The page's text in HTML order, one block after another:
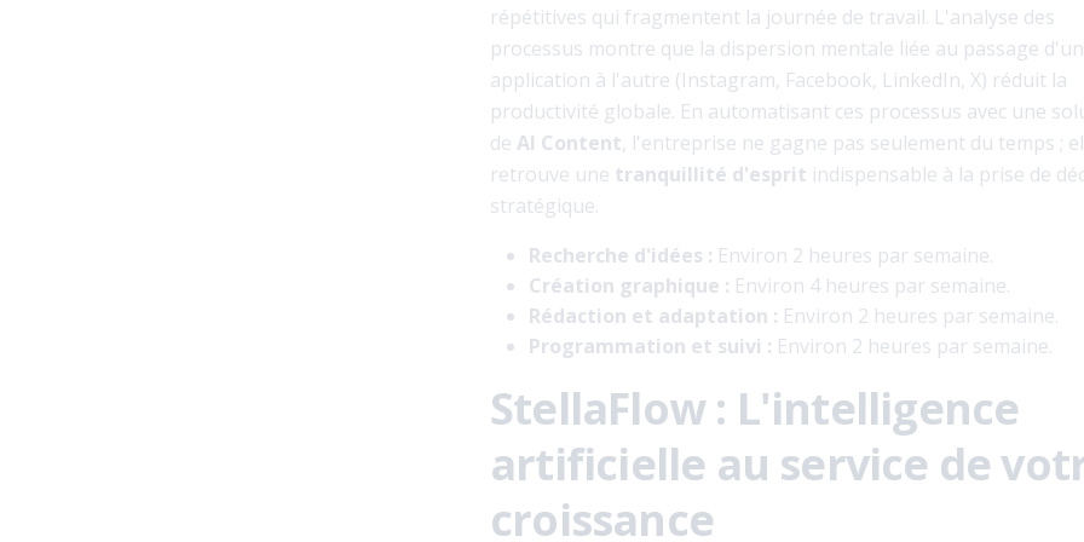
répétitives qui fragmentent la journée de travail. L'analyse des
processus montre que la dispersion mentale liée au passage
application à l'autre (Instagram, Facebook, LinkedIn, X) réduit la
productivité globale. En automatisant ces processus avec une
de AI Content, l'entreprise ne gagne pas seulement du temps ;
retrouve une tranquillité d'esprit indispensable à la prise de
stratégique.
Recherche d'idées : Environ 2 heures par semaine.
Création graphique : Environ 4 heures par semaine.
Rédaction et adaptation : Environ 2 heures par semaine.
Programmation et suivi : Environ 2 heures par semaine.
StellaFlow : L'intelligence
artificielle au service de
croissance